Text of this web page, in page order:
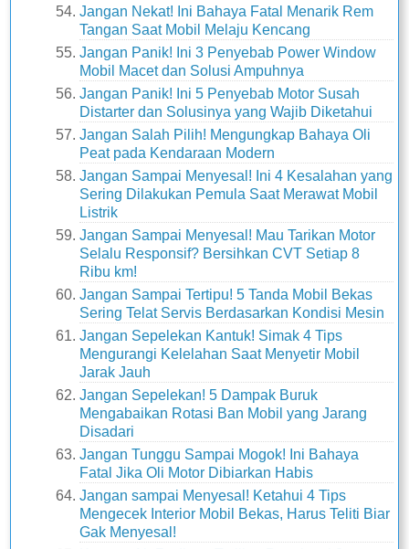
Jangan Nekat! Ini Bahaya Fatal Menarik Rem
Tangan Saat Mobil Melaju Kencang
Jangan Panik! Ini 3 Penyebab Power Window
Mobil Macet dan Solusi Ampuhnya
Jangan Panik! Ini 5 Penyebab Motor Susah
Distarter dan Solusinya yang Wajib Diketahui
Jangan Salah Pilih! Mengungkap Bahaya Oli
Peat pada Kendaraan Modern
Jangan Sampai Menyesal! Ini 4 Kesalahan yang
Sering Dilakukan Pemula Saat Merawat Mobil
Listrik
Jangan Sampai Menyesal! Mau Tarikan Motor
Selalu Responsif? Bersihkan CVT Setiap 8
Ribu km!
Jangan Sampai Tertipu! 5 Tanda Mobil Bekas
Sering Telat Servis Berdasarkan Kondisi Mesin
Jangan Sepelekan Kantuk! Simak 4 Tips
Mengurangi Kelelahan Saat Menyetir Mobil
Jarak Jauh
Jangan Sepelekan! 5 Dampak Buruk
Mengabaikan Rotasi Ban Mobil yang Jarang
Disadari
Jangan Tunggu Sampai Mogok! Ini Bahaya
Fatal Jika Oli Motor Dibiarkan Habis
Jangan sampai Menyesal! Ketahui 4 Tips
Mengecek Interior Mobil Bekas, Harus Teliti Biar
Gak Menyesal!